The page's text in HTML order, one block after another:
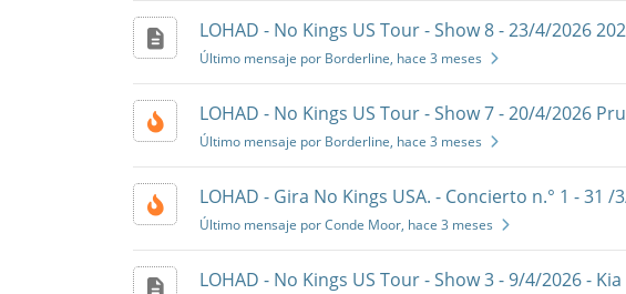
LOHAD - No Kings US Tour - Show 8 - 23/4/2026
Último mensaje por Borderline, hace 3 meses
LOHAD - No Kings US Tour - Show 7 - 20/4/2026
Último mensaje por Borderline, hace 3 meses
LOHAD - Gira No Kings USA. - Concierto n.° 1 - 31
Último mensaje por Conde Moor, hace 3 meses
LOHAD - No Kings US Tour - Show 3 - 9/4/2026 -